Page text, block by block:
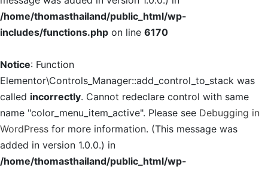
/home/thomasthailand/public_html/wp-
includes/functions.php on line 6170
Notice: Function
Elementor\Controls_Manager::add_control_to_stack was
called incorrectly. Cannot redeclare control with same
name "color_menu_item_active". Please see Debugging in
WordPress for more information. (This message was
added in version 1.0.0.) in
/home/thomasthailand/public_html/wp-